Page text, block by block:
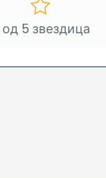
5 звездица